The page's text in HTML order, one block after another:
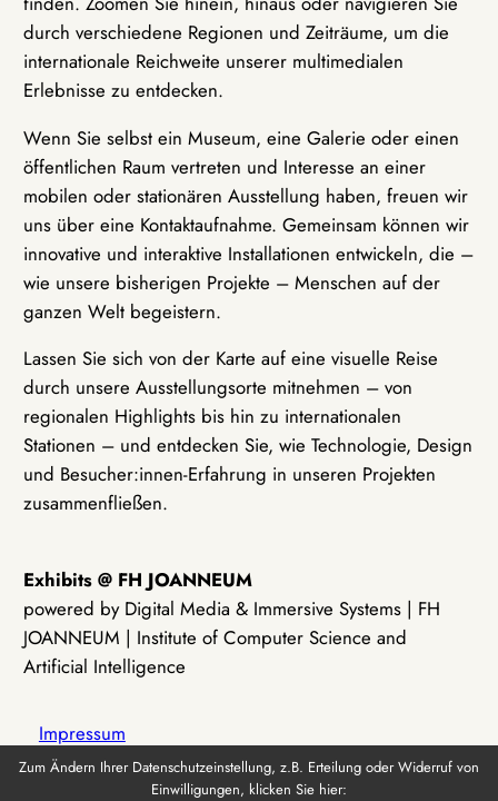
durch verschiedene Regionen und Zeiträume, um die
internationale Reichweite unserer multimedialen
Erlebnisse zu entdecken.
Wenn Sie selbst ein Museum, eine Galerie oder einen
öffentlichen Raum vertreten und Interesse an einer
mobilen oder stationären Ausstellung haben, freuen wir
uns über eine Kontaktaufnahme. Gemeinsam können wir
innovative und interaktive Installationen entwickeln, die –
wie unsere bisherigen Projekte – Menschen auf der
ganzen Welt begeistern.
Lassen Sie sich von der Karte auf eine visuelle Reise
durch unsere Ausstellungsorte mitnehmen – von
regionalen Highlights bis hin zu internationalen
Stationen – und entdecken Sie, wie Technologie, Design
und Besucher:innen-Erfahrung in unseren Projekten
zusammenfließen.
Exhibits @ FH JOANNEUM
powered by Digital Media & Immersive Systems | FH
JOANNEUM | Institute of Computer Science and
Artificial Intelligence
Impressum
Zum Ändern Ihrer Datenschutzeinstellung, z.B. Erteilung oder Widerruf von
Einwilligungen, klicken Sie hier: